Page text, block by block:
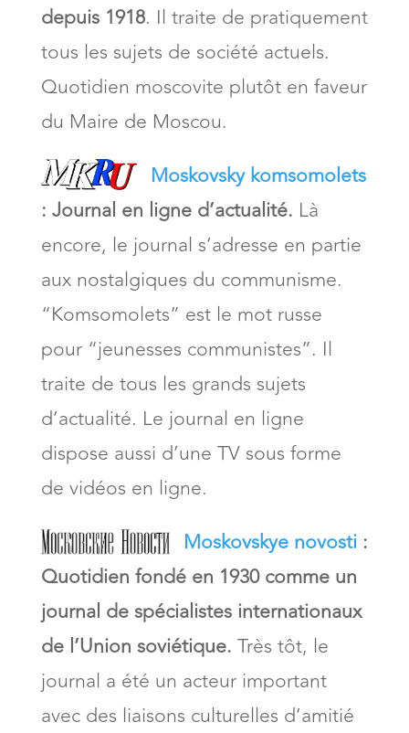
depuis 1918. Il traite de pratiquement
tous les sujets de société actuels.
Quotidien moscovite plutôt en faveur
du Maire de Moscou.
Moskovsky komsomolets
: Journal en ligne d’actualité. Là
encore, le journal s’adresse en partie
aux nostalgiques du communisme.
“Komsomolets” est le mot russe
pour “jeunesses communistes”. Il
traite de tous les grands sujets
d’actualité. Le journal en ligne
dispose aussi d’une TV sous forme
de vidéos en ligne.
Moskovskye novosti:
Quotidien fondé en 1930 comme un
journal de spécialistes internationaux
de l’Union soviétique. Très tôt, le
journal a été un acteur important
avec des liaisons culturelles d’amitié